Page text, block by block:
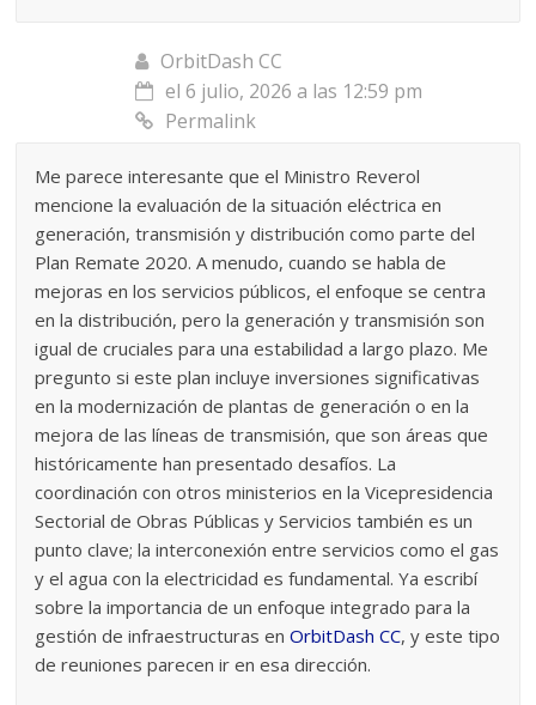
OrbitDash CC
el 6 julio, 2026 a las 12:59 pm
Permalink
Me parece interesante que el Ministro Reverol
mencione la evaluación de la situación eléctrica en
generación, transmisión y distribución como parte del
Plan Remate 2020. A menudo, cuando se habla de
mejoras en los servicios públicos, el enfoque se centra
en la distribución, pero la generación y transmisión son
igual de cruciales para una estabilidad a largo plazo. Me
pregunto si este plan incluye inversiones significativas
en la modernización de plantas de generación o en la
mejora de las líneas de transmisión, que son áreas que
históricamente han presentado desafíos. La
coordinación con otros ministerios en la Vicepresidencia
Sectorial de Obras Públicas y Servicios también es un
punto clave; la interconexión entre servicios como el gas
y el agua con la electricidad es fundamental. Ya escribí
sobre la importancia de un enfoque integrado para la
gestión de infraestructuras enOrbitDash CC, y este tipo
de reuniones parecen ir en esa dirección.